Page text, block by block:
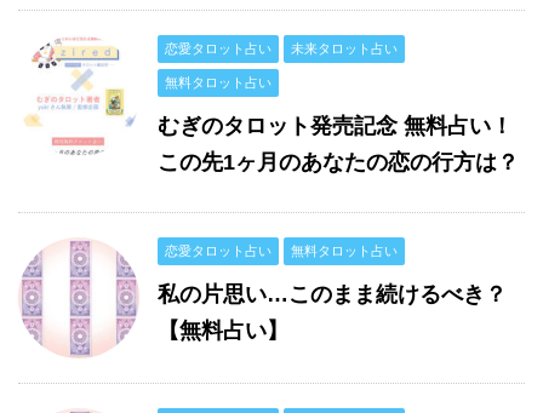
恋愛タロット占い 未来タロット占い
無料タロット占い
むぎのタロット発売記念 無料占い！
この先1ヶ月のあなたの恋の行方は？
恋愛タロット占い 無料タロット占い
私の片思い…このまま続けるべき？
【無料占い】